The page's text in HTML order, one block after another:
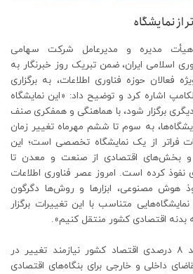
از نمایشگاه
مدیره و مدیرعامل شرکت سهامی
اسلامی ایران، ضمن تبریک روز خبرنگار به
فعالان حوزه فناوری اطلاعات، به برگزاری
اشاره کرد و توضیح داد: «این نمایشگاه
برگزار شود، با هماهنگی و همفکری صنف
به سوم تا ششم مهرماه تغییر زمان
فراتر از یک نمایشگاه تخصصی است؛ این
و بخش‌های اقتصادی از صنعت و معدن تا
نفوذ کرده است. امروز عصر فناوری اطلاعات
هوش مصنوعی، ابزارها و روش‌ها دگرگون
نمایشگاه‌هایی متناسب با این تغییرات برگزار
بدنه اقتصادی کشور منتقل کنیم».
بیک‌زاده افزود: «تحقق رشد ۸ درصدی اقتصاد کشور نیازمند تغییر در
داخلی و خارجی برای بنگاه‌های اقتصادی